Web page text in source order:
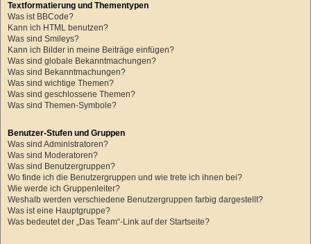
Textformatierung und Thementypen
Was ist BBCode?
Kann ich HTML benutzen?
Was sind Smileys?
Kann ich Bilder in meine Beiträge einfügen?
Was sind globale Bekanntmachungen?
Was sind Bekanntmachungen?
Was sind wichtige Themen?
Was sind geschlossene Themen?
Was sind Themen-Symbole?
Benutzer-Stufen und Gruppen
Was sind Administratoren?
Was sind Moderatoren?
Was sind Benutzergruppen?
Wo finde ich die Benutzergruppen und wie trete ich ihnen bei?
Wie werde ich Gruppenleiter?
Weshalb werden verschiedene Benutzergruppen farbig dargestellt?
Was ist eine Hauptgruppe?
Was bedeutet der „Das Team“-Link auf der Startseite?